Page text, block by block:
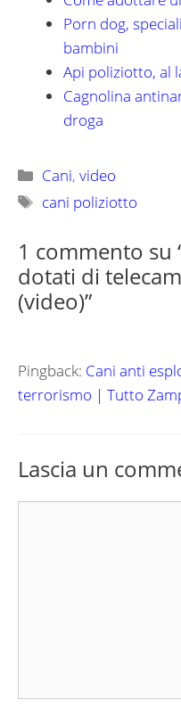
Porn dog,
bambini
Api poliziotto, al
Cagnolina
droga
Categorie
Cani,video
Tag
cani poliziotto
1 commento su
dotati di
(video)”
Pingback: Cani anti
terrorismo | Tutto
Lascia un